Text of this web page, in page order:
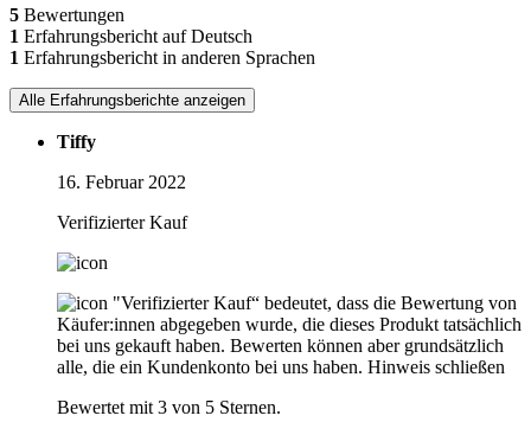
5 Bewertungen
1 Erfahrungsbericht auf Deutsch
1 Erfahrungsbericht in anderen Sprachen
Alle Erfahrungsberichte anzeigen
Tiffy
16. Februar 2022
Verifizierter Kauf
"Verifizierter Kauf“ bedeutet, dass die Bewertung von
Käufer:innen abgegeben wurde, die dieses Produkt tatsächlich
bei uns gekauft haben. Bewerten können aber grundsätzlich
alle, die ein Kundenkonto bei uns haben. Hinweis schließen
Bewertet mit 3 von 5 Sternen.